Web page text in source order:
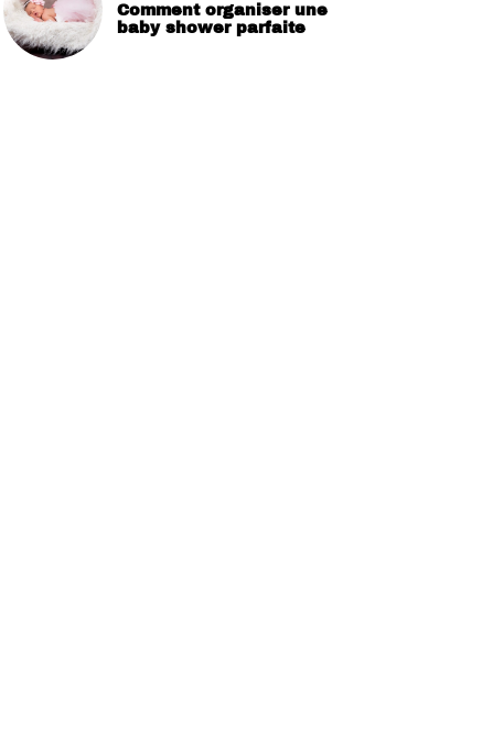
Comment organiser une
baby shower parfaite